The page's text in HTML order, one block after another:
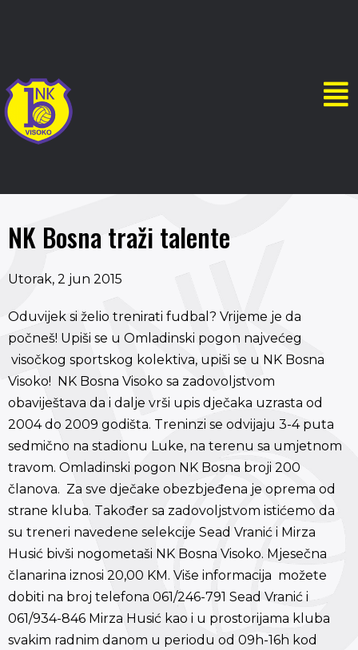
NK Bosna traži talente
Utorak, 2 jun 2015
Oduvijek si želio trenirati fudbal? Vrijeme je da
počneš! Upiši se u Omladinski pogon najvećeg
visočkog sportskog kolektiva, upiši se u NK Bosna
Visoko! NK Bosna Visoko sa zadovoljstvom
obaviještava da i dalje vrši upis dječaka uzrasta od
2004 do 2009 godišta. Treninzi se odvijaju 3-4 puta
sedmično na stadionu Luke, na terenu sa umjetnom
travom. Omladinski pogon NK Bosna broji 200
članova. Za sve dječake obezbjeđena je oprema od
strane kluba. Također sa zadovoljstvom istićemo da
su treneri navedene selekcije Sead Vranić i Mirza
Husić bivši nogometaši NK Bosna Visoko. Mjesečna
članarina iznosi 20,00 KM. Više informacija možete
dobiti na broj telefona 061/246-791 Sead Vranić i
061/934-846 Mirza Husić kao i u prostorijama kluba
svakim radnim danom u periodu od 09h-16h kod